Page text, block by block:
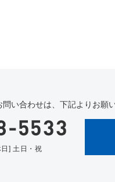
い合わせは、下記よりお願
] 土日・祝